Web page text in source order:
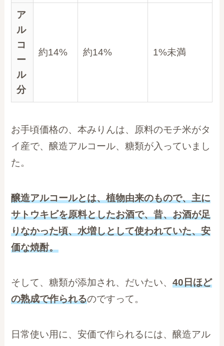
ア
ル
コ
ー
ル
分
約14% 約14% 1%未満
お手頃価格の、本みりんは、原料のモチ米がタ
イ産で、醸造アルコール、糖類が入っていまし
た。
醸造アルコールとは、植物由来のもので、主に
サトウキビを原料としたお酒で、昔、お酒が足
りなかった頃、水増しとして使われていた、安
価な焼酎。
そして、糖類が添加され、だいたい、40日ほど
の熟成で作られるのですって。
日常使い用に、安価で作られるには、醸造アル